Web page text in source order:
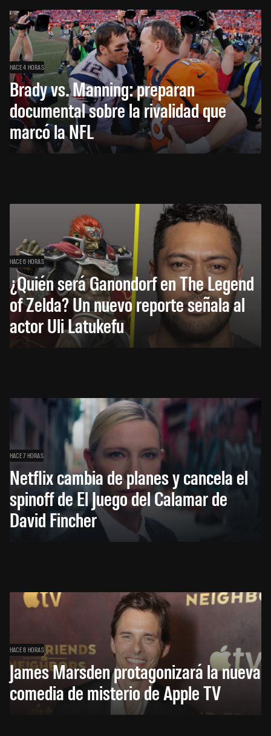
HACE 4 HORAS
Brady vs. Manning: preparan
documental sobre la rivalidad que
marcó la NFL
HACE 6 HORAS
¿Quién será Ganondorf en The Legend
of Zelda? Un nuevo reporte señala al
actor Uli Latukefu
HACE 7 HORAS
Netflix cambia de planes y cancela el
spinoff de El Juego del Calamar de
David Fincher
HACE 8 HORAS
James Marsden protagonizará la nueva
comedia de misterio de Apple TV